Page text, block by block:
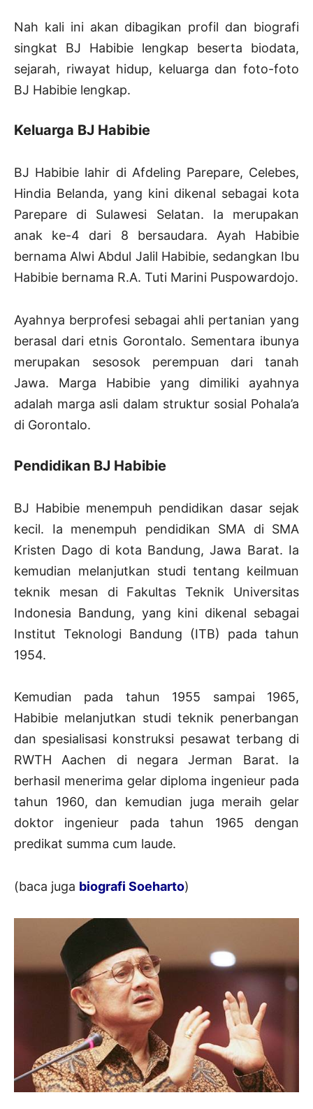
Nah kali ini akan dibagikan profil dan biografi
singkat BJ Habibie lengkap beserta biodata,
sejarah, riwayat hidup, keluarga dan foto-foto
BJ Habibie lengkap.
Keluarga BJ Habibie
BJ Habibie lahir di Afdeling Parepare, Celebes,
Hindia Belanda, yang kini dikenal sebagai kota
Parepare di Sulawesi Selatan. Ia merupakan
anak ke-4 dari 8 bersaudara. Ayah Habibie
bernama Alwi Abdul Jalil Habibie, sedangkan Ibu
Habibie bernama R.A. Tuti Marini Puspowardojo.
Ayahnya berprofesi sebagai ahli pertanian yang
berasal dari etnis Gorontalo. Sementara ibunya
merupakan sesosok perempuan dari tanah
Jawa. Marga Habibie yang dimiliki ayahnya
adalah marga asli dalam struktur sosial Pohala’a
di Gorontalo.
Pendidikan BJ Habibie
BJ Habibie menempuh pendidikan dasar sejak
kecil. Ia menempuh pendidikan SMA di SMA
Kristen Dago di kota Bandung, Jawa Barat. Ia
kemudian melanjutkan studi tentang keilmuan
teknik mesan di Fakultas Teknik Universitas
Indonesia Bandung, yang kini dikenal sebagai
Institut Teknologi Bandung (ITB) pada tahun
1954.
Kemudian pada tahun 1955 sampai 1965,
Habibie melanjutkan studi teknik penerbangan
dan spesialisasi konstruksi pesawat terbang di
RWTH Aachen di negara Jerman Barat. Ia
berhasil menerima gelar diploma ingenieur pada
tahun 1960, dan kemudian juga meraih gelar
doktor ingenieur pada tahun 1965 dengan
predikat summa cum laude.
(baca juga biografi Soeharto)